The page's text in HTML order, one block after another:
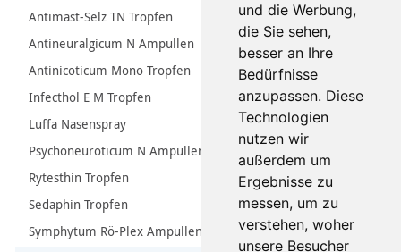
und die Werbung,
die Sie sehen,
besser an Ihre
Bedürfnisse
anzupassen. Diese
Technologien
nutzen wir
außerdem um
Ergebnisse zu
messen, um zu
verstehen, woher
unsere Besucher
Antimast-Selz TN Tropfen
Antineuralgicum N Ampullen
Antinicoticum Mono Tropfen
Infecthol E M Tropfen
Luffa Nasenspray
Psychoneuroticum N Ampullen
Rytesthin Tropfen
Sedaphin Tropfen
Symphytum Rö-Plex Ampullen